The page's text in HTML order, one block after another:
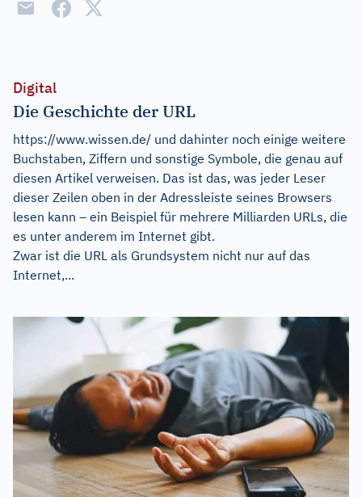
Digital
Die Geschichte der URL
https://www.wissen.de/ und dahinter noch einige weitere
Buchstaben, Ziffern und sonstige Symbole, die genau auf
diesen Artikel verweisen. Das ist das, was jeder Leser
dieser Zeilen oben in der Adressleiste seines Browsers
lesen kann – ein Beispiel für mehrere Milliarden URLs, die
es unter anderem im Internet gibt.
Zwar ist die URL als Grundsystem nicht nur auf das
Internet,...